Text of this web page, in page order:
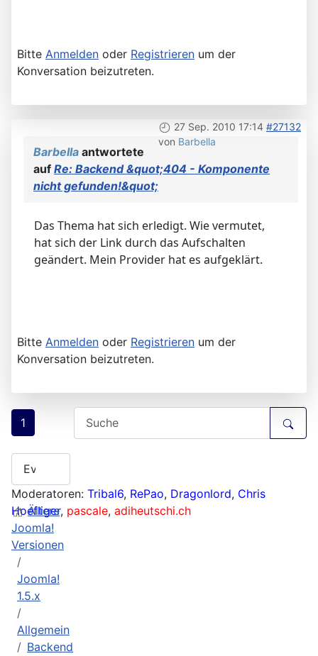
Bitte Anmelden oder Registrieren um der
Konversation beizutreten.
27 Sep. 2010 17:14 #27132
von Barbella
Barbella antwortete
auf Re: Backend &quot;404 - Komponente
nicht gefunden!&quot;
Das Thema hat sich erledigt. Wie vermutet,
hat sich der Link durch das Aufschalten
geändert. Mein Provider hat es aufgeklärt.
Bitte Anmelden oder Registrieren um der
Konversation beizutreten.
1
Moderatoren: Tribal6, RePao, Dragonlord, Chris
Hoefliger, pascale, adiheutschi.ch
Ältere
Joomla!
Versionen
Joomla!
1.5.x
Allgemein
Backend